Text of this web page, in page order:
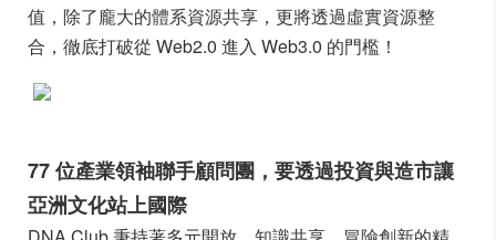
值，除了龐大的體系資源共享，更將透過虛實資源整
合，徹底打破從 Web2.0 進入 Web3.0 的門檻！
77 位產業領袖聯手顧問團，要透過投資與造市讓
亞洲文化站上國際